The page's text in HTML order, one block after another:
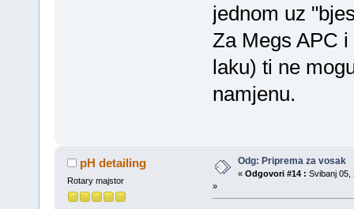
jednom uz
Za Megs APC
laku) ti ne
namjenu.
pH detailing
Rotary majstor
Odg: Priprema za vosak
« Odgovori #14 : Svibanj 05,
»